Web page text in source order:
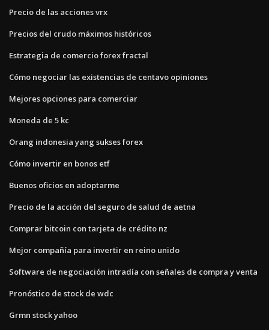
Precio de las acciones vrx
Precios del crudo máximos históricos
Estrategia de comercio forex fractal
Cómo negociar las existencias de centavo opiniones
Mejores opciones para comerciar
Moneda de 5 kc
Orang indonesia yang sukses forex
Cómo invertir en bonos etf
Buenos oficios en adoptarme
Precio de la acción del seguro de salud de aetna
Comprar bitcoin con tarjeta de crédito nz
Mejor compañía para invertir en reino unido
Software de negociación intradía con señales de compra y venta
Pronóstico de stock de wdc
Grmn stock yahoo